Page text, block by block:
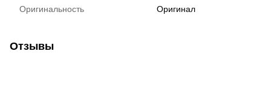
Оригинальность Оригинал
Отзывы